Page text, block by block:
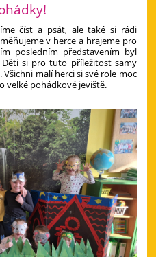
číst a psát, ale také si rádi
v herce a hrajeme pro
posledním představením byl
Děti si pro tuto příležitost samy
malí herci si své role moc
velké pohádkové jeviště.